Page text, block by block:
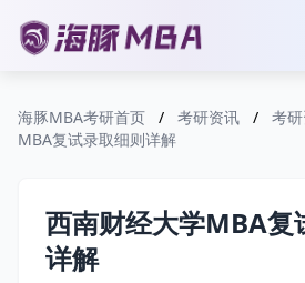
海豚MBA考研首页 / 考研资讯 / 考
MBA复试录取细则详解
西南财经大学MBA复
详解